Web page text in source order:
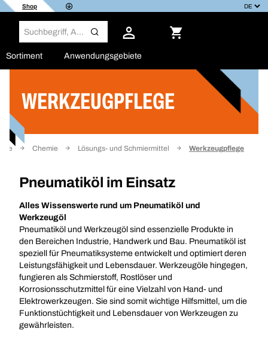
Shop
Sortiment Anwendungsgebiete
WERKZEUGPFLEGE
Chemie Lösungs- und Schmiermittel Werkzeugpflege
Pneumatiköl im Einsatz
Alles Wissenswerte rund um Pneumatiköl und
Werkzeugöl
Pneumatiköl und Werkzeugöl sind essenzielle Produkte in
den Bereichen Industrie, Handwerk und Bau. Pneumatiköl ist
speziell für Pneumatiksysteme entwickelt und optimiert deren
Leistungsfähigkeit und Lebensdauer. Werkzeugöle hingegen,
fungieren als Schmierstoff, Rostlöser und
Korrosionsschutzmittel für eine Vielzahl von Hand- und
Elektrowerkzeugen. Sie sind somit wichtige Hilfsmittel, um die
Funktionstüchtigkeit und Lebensdauer von Werkzeugen zu
gewährleisten.
Filter